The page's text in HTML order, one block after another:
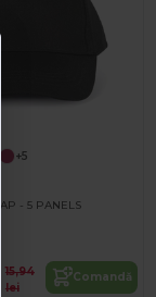
+5
- 5 PANELS
15,94
lei
Comandă